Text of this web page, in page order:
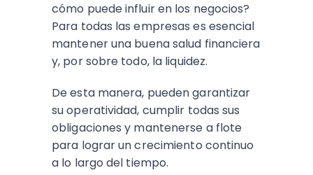
cómo puede influir en los negocios?
Para todas las empresas es esencial
mantener una buena salud financiera
y, por sobre todo, la liquidez.
De esta manera, pueden garantizar
su operatividad, cumplir todas sus
obligaciones y mantenerse a flote
para lograr un crecimiento continuo
a lo largo del tiempo.